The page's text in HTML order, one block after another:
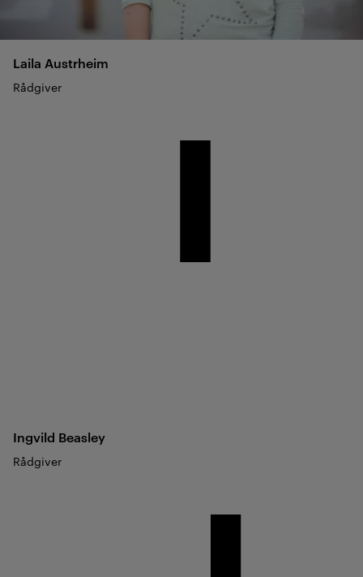
Laila Austrheim
Rådgiver
Ingvild Beasley
Rådgiver